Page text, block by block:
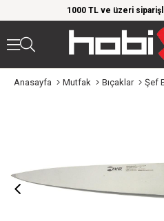
1000 TL ve üzeri
Anasayfa Mutfak Bıçaklar Şef